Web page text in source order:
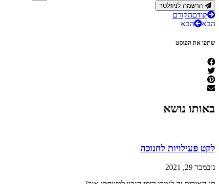
הרשמה לניוזלטר
קודםהקודם
הבא
הבא
שתפי את הפוסט
באותו נושא
לקט פעילויות לחנוכה
נובמבר 29, 2021